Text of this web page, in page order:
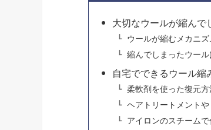
大切なウールが縮んで
ウールが縮むメカニ
縮んでしまったウール
自宅でできるウール縮
柔軟剤を使った復元方
ヘアトリートメント
アイロンのスチーム